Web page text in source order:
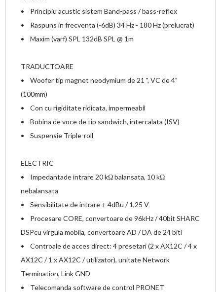
• Principiu acustic sistem Band-pass / bass-reflex
• Raspuns in frecventa (-6dB) 34 Hz - 180 Hz (prelucrat)
• Maxim (varf) SPL 132dB SPL @ 1m
TRADUCTOARE
• Woofer tip magnet neodymium de 21 ", VC de 4"
(100mm)
• Con cu rigiditate ridicata, impermeabil
• Bobina de voce de tip sandwich, intercalata (ISV)
• Suspensie Triple-roll
ELECTRIC
• Impedantade intrare 20 kΩ balansata, 10 kΩ
nebalansata
• Sensibilitate de intrare + 4dBu / 1,25 V
• Procesare CORE, convertoare de 96kHz / 40bit SHARC
DSPcu virgula mobila, convertoare AD / DA de 24 biti
• Controale de acces direct: 4 presetari (2 x AX12C / 4 x
AX12C / 1 x AX12C / utilizator), unitate Network
Termination, Link GND
• Telecomanda software de control PRONET